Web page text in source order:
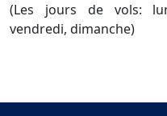
(Les jours de vols:
vendredi, dimanche)